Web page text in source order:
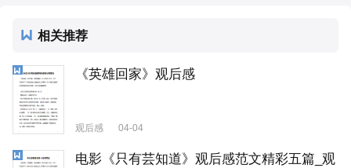
相关推荐
《英雄回家》观后感
观后感 04-04
电影《只有芸知道》观后感范文精彩五篇_观